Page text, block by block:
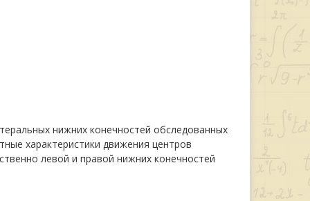
нижних конечностей обследованных
характеристики движения центров
левой и правой нижних конечностей